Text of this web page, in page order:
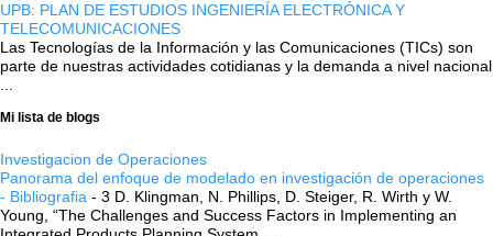
UPB: PLAN DE ESTUDIOS INGENIERÍA ELECTRÓNICA Y
TELECOMUNICACIONES
Las Tecnologías de la Información y las Comunicaciones (TICs) son
parte de nuestras actividades cotidianas y la demanda a nivel nacional
Mi lista de blogs
Investigacion de Operaciones
Panorama del enfoque de modelado en investigación de operaciones
- Bibliografia - 3 D. Klingman, N. Phillips, D. Steiger, R. Wirth y W.
Young, “The Challenges and Success Factors in Implementing an